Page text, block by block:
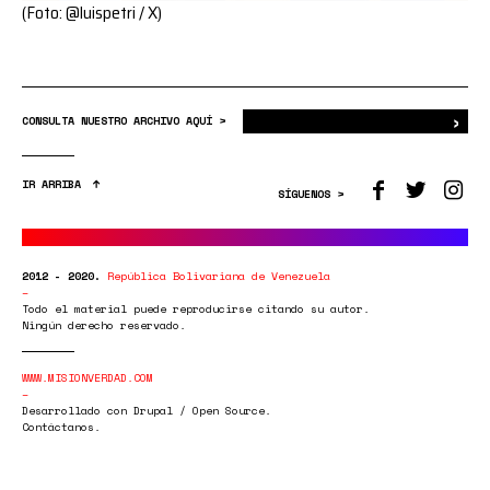
(Foto: @luispetri / X)
CONSULTA NUESTRO ARCHIVO AQUÍ > ›
IR ARRIBA
SÍGUENOS >
2012 - 2020. República Bolivariana de Venezuela
Todo el material puede reproducirse citando su autor.
Ningún derecho reservado.
WWW.MISIONVERDAD.COM
Desarrollado con Drupal / Open Source.
Contáctanos.